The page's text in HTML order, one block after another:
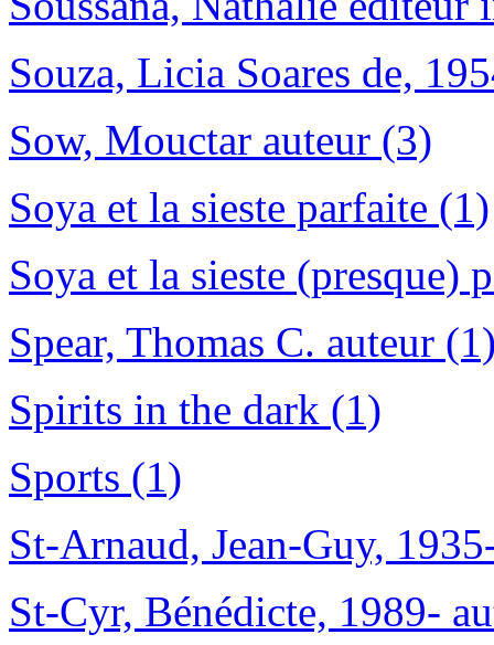
Souza, Licia Soares de,
Sow, Mouctar auteur (3)
Soya et la sieste parfaite (1)
Soya et la sieste (presque)
Spear, Thomas C. auteur
Spirits in the dark (1)
Sports (1)
St-Arnaud, Jean-Guy,
St-Cyr, Bénédicte, 1989-